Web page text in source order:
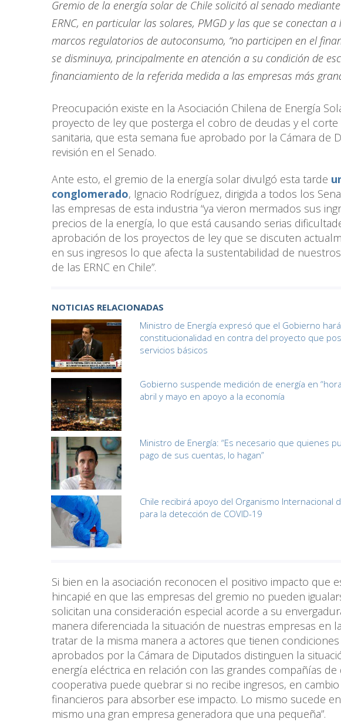
Gremio de la energía solar de Chile solicitó al senado
ERNC, en particular las solares, PMGD y las que se conectan
marcos regulatorios de autoconsumo, “no participen en el
se disminuya, principalmente en atención a su condición de
financiamiento de la referida medida a las empresas más
Preocupación existe en la Asociación Chilena de Energía
proyecto de ley que posterga el cobro de deudas y el
sanitaria, que esta semana fue aprobado por la Cámara
revisión en el Senado.
Ante esto, el gremio de la energía solar divulgó esta tarde
conglomerado, Ignacio Rodríguez, dirigida a todos los
las empresas de esta industria “ya vieron mermados sus
precios de la energía, lo que está causando serias
aprobación de los proyectos de ley que se discuten
en sus ingresos lo que afecta la sustentabilidad de
de las ERNC en Chile”.
NOTICIAS RELACIONADAS
Ministro de Energía expresó que el Gobierno
constitucionalidad en contra del proyecto que
servicios básicos
Gobierno suspende medición de energía en
abril y mayo en apoyo a la economía
Ministro de Energía: “Es necesario que quienes
pago de sus cuentas, lo hagan”
Chile recibirá apoyo del Organismo Internacional
para la detección de COVID-19
Si bien en la asociación reconocen el positivo impacto que
hincapié en que las empresas del gremio no pueden
solicitan una consideración especial acorde a su
manera diferenciada la situación de nuestras empresas
tratar de la misma manera a actores que tienen
aprobados por la Cámara de Diputados distinguen la
energía eléctrica en relación con las grandes compañías
cooperativa puede quebrar si no recibe ingresos, en
financieros para absorber ese impacto. Lo mismo sucede
mismo una gran empresa generadora que una pequeña”.